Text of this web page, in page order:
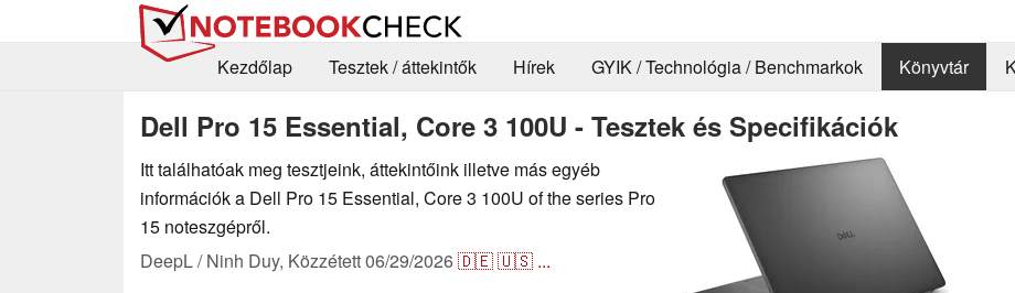
Kezdőlap
Tesztek / áttekintők Hírek GYIK / Technológia / Benchmarkok Könyvtár
Dell Pro 15 Essential, Core 3 100U - Tesztek és Specifikációk
Itt találhatóak meg tesztjeink, áttekintőink illetve más egyéb
információk a Dell Pro 15 Essential, Core 3 100U of the series Pro
15 noteszgépről.
DeepL / Ninh Duy, Közzétett06/29/2026🇩🇪🇺🇸 ...